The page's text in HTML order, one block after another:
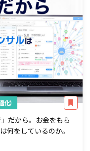
）
だから。お金をもら
何をしているのか。